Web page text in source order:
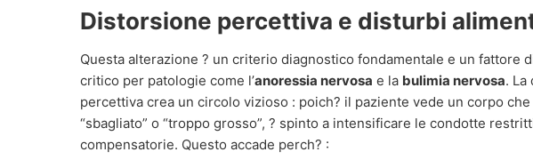
Distorsione percettiva e disturbi
Questa alterazione ? un criterio diagnostico fondamentale e un fattore
critico per patologie come l’anoressia nervosa e la bulimia nervosa. La
percettiva crea un circolo vizioso : poich? il paziente vede un corpo
“sbagliato” o “troppo grosso”, ? spinto a intensificare le condotte
compensatorie. Questo accade perch? :